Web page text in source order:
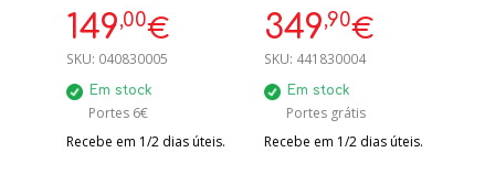
149,00€
SKU: 040830005
Em stock
Portes 6€
Recebe em 1/2 dias úteis.
349,90€
SKU: 441830004
Em stock
Portes grátis
Recebe em 1/2 dias úteis.